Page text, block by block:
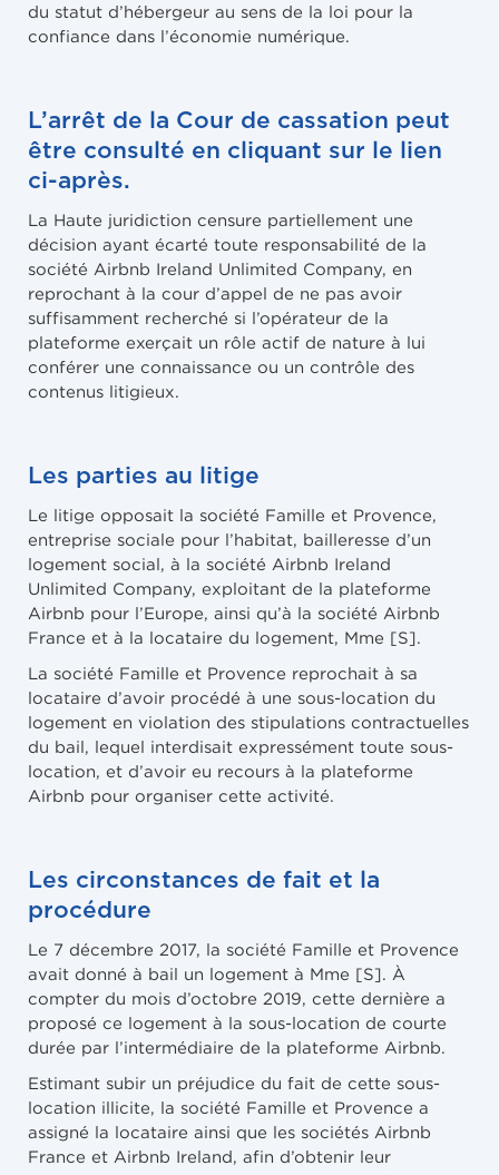
du statut d’hébergeur au sens de la loi pour la
confiance dans l’économie numérique.
L’arrêt de la Cour de cassation peut
être consulté en cliquant sur le lien
ci-après.
La Haute juridiction censure partiellement une
décision ayant écarté toute responsabilité de la
société Airbnb Ireland Unlimited Company, en
reprochant à la cour d’appel de ne pas avoir
suffisamment recherché si l’opérateur de la
plateforme exerçait un rôle actif de nature à lui
conférer une connaissance ou un contrôle des
contenus litigieux.
Les parties au litige
Le litige opposait la société Famille et Provence,
entreprise sociale pour l’habitat, bailleresse d’un
logement social, à la société Airbnb Ireland
Unlimited Company, exploitant de la plateforme
Airbnb pour l’Europe, ainsi qu’à la société Airbnb
France et à la locataire du logement, Mme [S].
La société Famille et Provence reprochait à sa
locataire d’avoir procédé à une sous-location du
logement en violation des stipulations contractuelles
du bail, lequel interdisait expressément toute sous-
location, et d’avoir eu recours à la plateforme
Airbnb pour organiser cette activité.
Les circonstances de fait et la
procédure
Le 7 décembre 2017, la société Famille et Provence
avait donné à bail un logement à Mme [S]. À
compter du mois d’octobre 2019, cette dernière a
proposé ce logement à la sous-location de courte
durée par l’intermédiaire de la plateforme Airbnb.
Estimant subir un préjudice du fait de cette sous-
location illicite, la société Famille et Provence a
assigné la locataire ainsi que les sociétés Airbnb
France et Airbnb Ireland, afin d’obtenir leur